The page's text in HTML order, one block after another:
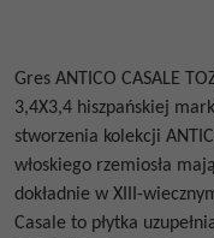
Gres ANTICO CASALE
3,4X3,4 hiszpańskiej
stworzenia kolekcji
włoskiego rzemiosła
dokładnie w XIII-
Casale to płytka